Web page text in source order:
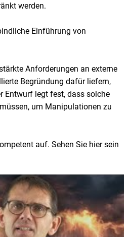
werden.
Einführung von
Anforderungen an externe
Begründung dafür liefern,
Entwurf legt fest, dass solche
um Manipulationen zu
auf. Sehen Sie hier sein